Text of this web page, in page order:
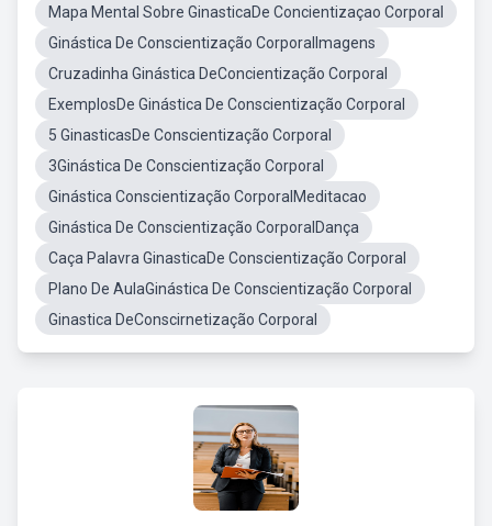
Mapa Mental Sobre GinasticaDe Concientizaçao Corporal
Ginástica De Conscientização CorporalImagens
Cruzadinha Ginástica DeConcientização Corporal
ExemplosDe Ginástica De Conscientização Corporal
5 GinasticasDe Conscientização Corporal
3Ginástica De Conscientização Corporal
Ginástica Conscientização CorporalMeditacao
Ginástica De Conscientização CorporalDança
Caça Palavra GinasticaDe Conscientização Corporal
Plano De AulaGinástica De Conscientização Corporal
Ginastica DeConscirnetização Corporal